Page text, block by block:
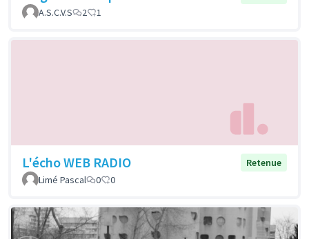
A.S.C.V.S
2 1
L'écho WEB RADIO
Retenue
Limé Pascal
0 0